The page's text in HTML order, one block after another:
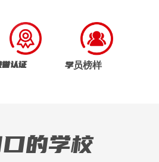
认证 学员榜样
的学校